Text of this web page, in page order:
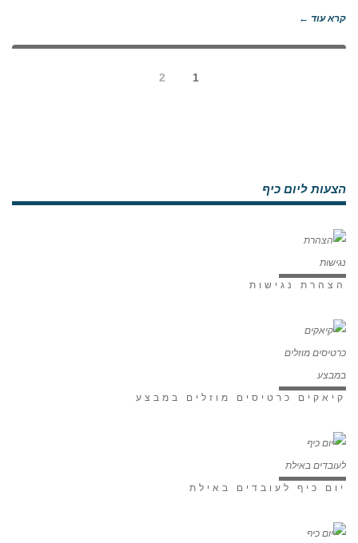
קרא עוד ←
1
2
הצעות ליום כיף
הצהרת נגישות
קיאקים כרטיסים מוזלים במבצע
יום כיף לעובדים באילת